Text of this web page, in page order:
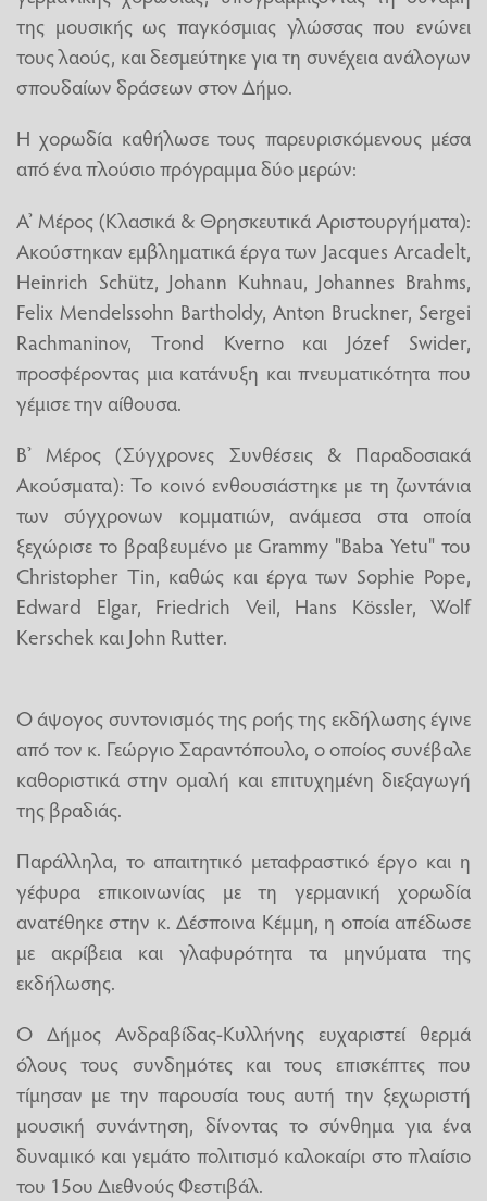
της μουσικής ως παγκόσμιας γλώσσας που ενώνει
τους λαούς, και δεσμεύτηκε για τη συνέχεια ανάλογων
σπουδαίων δράσεων στον Δήμο.
​Η χορωδία καθήλωσε τους παρευρισκόμενους μέσα
από ένα πλούσιο πρόγραμμα δύο μερών:
​Α’ Μέρος (Κλασικά & Θρησκευτικά Αριστουργήματα):
Ακούστηκαν εμβληματικά έργα των Jacques Arcadelt,
Heinrich Schütz, Johann Kuhnau, Johannes Brahms,
Felix Mendelssohn Bartholdy, Anton Bruckner, Sergei
Rachmaninov, Trond Kverno και Józef Swider,
προσφέροντας μια κατάνυξη και πνευματικότητα που
γέμισε την αίθουσα.
​Β’ Μέρος (Σύγχρονες Συνθέσεις & Παραδοσιακά
Ακούσματα): Το κοινό ενθουσιάστηκε με τη ζωντάνια
των σύγχρονων κομματιών, ανάμεσα στα οποία
ξεχώρισε το βραβευμένο με Grammy "Baba Yetu" του
Christopher Tin, καθώς και έργα των Sophie Pope,
Edward Elgar, Friedrich Veil, Hans Kössler, Wolf
Kerschek και John Rutter.
​Ο άψογος συντονισμός της ροής της εκδήλωσης έγινε
από τον κ. Γεώργιο Σαραντόπουλο, ο οποίος συνέβαλε
καθοριστικά στην ομαλή και επιτυχημένη διεξαγωγή
της βραδιάς.
​Παράλληλα, το απαιτητικό μεταφραστικό έργο και η
γέφυρα επικοινωνίας με τη γερμανική χορωδία
ανατέθηκε στην κ. Δέσποινα Κέμμη, η οποία απέδωσε
με ακρίβεια και γλαφυρότητα τα μηνύματα της
εκδήλωσης.
​Ο Δήμος Ανδραβίδας-Κυλλήνης ευχαριστεί θερμά
όλους τους συνδημότες και τους επισκέπτες που
τίμησαν με την παρουσία τους αυτή την ξεχωριστή
μουσική συνάντηση, δίνοντας το σύνθημα για ένα
δυναμικό και γεμάτο πολιτισμό καλοκαίρι στο πλαίσιο
του 15ου Διεθνούς Φεστιβάλ.